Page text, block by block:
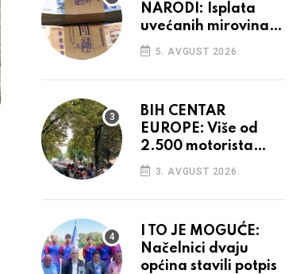
NARODI: Isplata
uvećanih mirovina
krenula, mogle bi
opet rasti
5. AVGUST 2026.
BIH CENTAR
EUROPE: Više od
2.500 motorista
defiliralo gradom
3. AVGUST 2026.
I TO JE MOGUĆE:
Načelnici dvaju
općina stavili potpis